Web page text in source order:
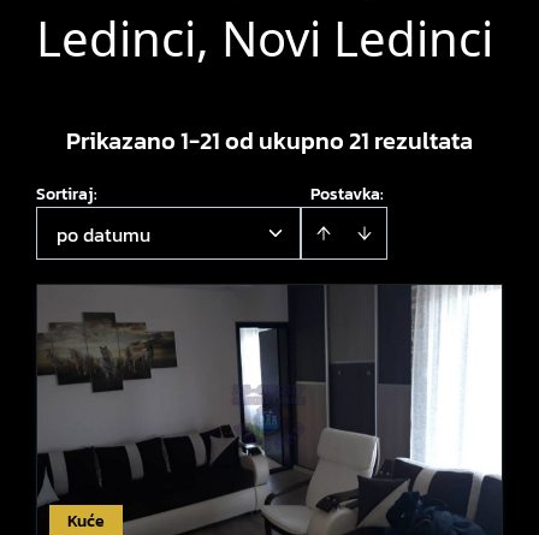
Ledinci, Novi Ledinci
Prikazano 1-21 od ukupno 21 rezultata
Postavka:
Sortiraj:
po datumu
Kuće